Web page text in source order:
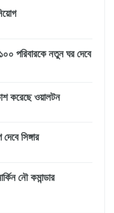
পরিবারকে নতুন ঘর দেবে
করেছে ওয়ালটন
সিঙ্গার
নৌ কমান্ডার